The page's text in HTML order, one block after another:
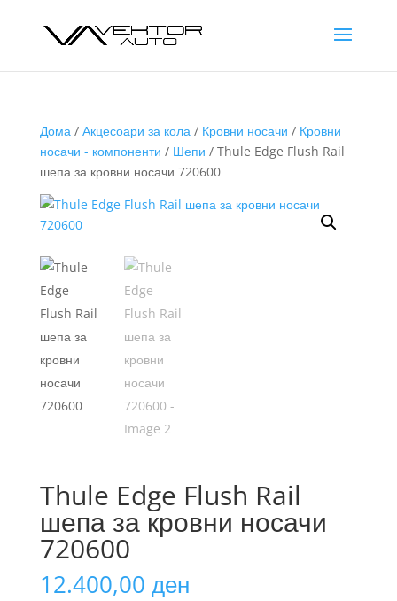
Дома/ Акцесоари за кола/ Кровни носачи / Кровни
носачи - компоненти / Шепи / Thule Edge Flush Rail
шепа за кровни носачи 720600
Thule Edge Flush Rail
шепа за кровни носачи
720600
12.400,00 ден